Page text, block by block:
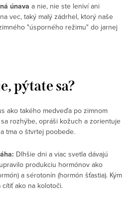
únava a nie, nie ste leniví ani
vec, taký malý zádrhel, ktorý naše
"úsporného režimu" do jarnej
pýtate sa?
ako takého medveďa po zimnom
rozhýbe, opráši kožuch a zorientuje
tma o štvrtej poobede.
Dlhšie dni a viac svetla dávajú
produkciu hormónov ako
a sérotonín (hormón šťastia). Kým
ako na kolotoči.